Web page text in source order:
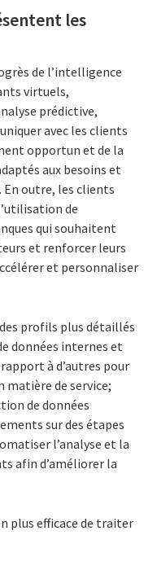
les
de l’intelligence
virtuels,
prédictive,
avec les clients
opportun et de la
aux besoins et
En outre, les clients
de
qui souhaitent
et renforcer leurs
et personnaliser
profils plus détaillés
données internes et
à d’autres pour
matière de service;
de données
sur des étapes
l’analyse et la
afin d’améliorer la
plus efficace de traiter